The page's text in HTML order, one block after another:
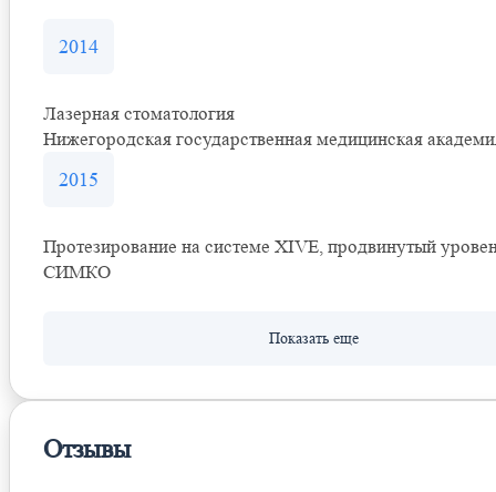
2014
Лазерная стоматология
Нижегородская государственная медицинская
2015
Протезирование на системе XIVE, продвинутый
СИМКО
Отзывы